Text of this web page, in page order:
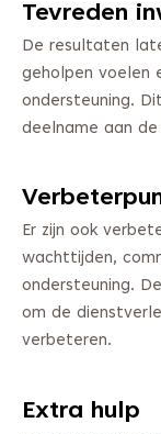
Tevreden
De resultaten
geholpen voelen
ondersteuning.
deelname aan de
Er zijn ook
wachttijden,
ondersteuning.
om de
verbeteren.
Extra hulp